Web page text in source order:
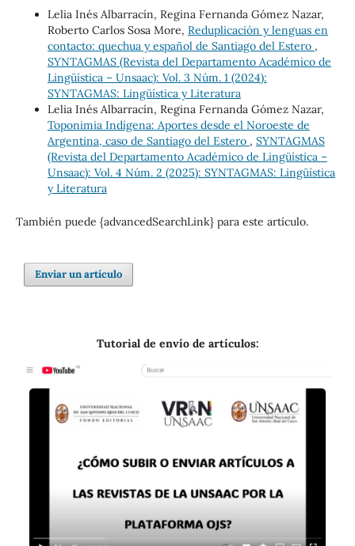
Lelia Inés Albarracín, Regina Fernanda Gómez Nazar,
Roberto Carlos Sosa More, Reduplicación y lenguas en
contacto: quechua y español de Santiago del Estero ,
SYNTAGMAS (Revista del Departamento Académico de
Lingüística – Unsaac): Vol. 3 Núm. 1 (2024):
SYNTAGMAS: Lingüística y Literatura
Lelia Inés Albarracín, Regina Fernanda Gómez Nazar,
Toponimia Indígena: Aportes desde el Noroeste de
Argentina, caso de Santiago del Estero , SYNTAGMAS
(Revista del Departamento Académico de Lingüística –
Unsaac): Vol. 4 Núm. 2 (2025): SYNTAGMAS: Lingüística
y Literatura
También puede {advancedSearchLink} para este artículo.
Enviar un artículo
Tutorial de envío de artículos: